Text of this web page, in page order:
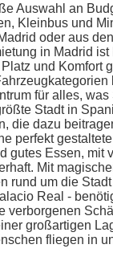
Auswahl an
Kleinbus und
oder aus
in Madrid
und Komfort
für alles,
Stadt in
die dazu
perfekt
gutes Essen, mit
Mit
rund um die
Real -
verborgenen
großartigen
fliegen in